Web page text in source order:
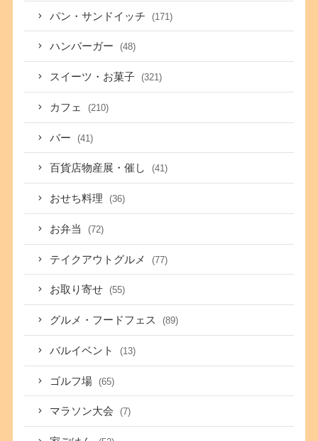
パン・サンドイッチ (171)
ハンバーガー (48)
スイーツ・お菓子 (321)
カフェ (210)
バー (41)
百貨店物産展・催し (41)
おせち料理 (36)
お弁当 (72)
テイクアウトグルメ (77)
お取り寄せ (55)
グルメ・フードフェス (89)
バルイベント (13)
ゴルフ場 (65)
マラソン大会 (7)